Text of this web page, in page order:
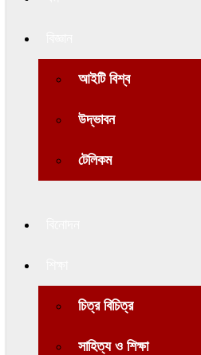
আইটি বিশ্ব
উদ্ভাবন
টেলিকম
চিত্র বিচিত্র
সাহিত্য ও শিক্ষা